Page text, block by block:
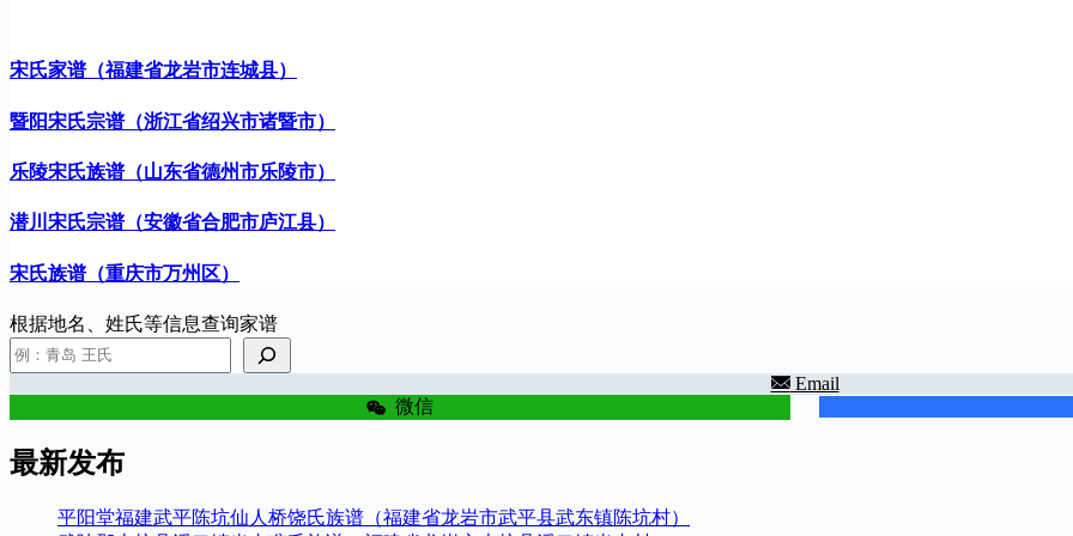
宋氏家谱（福建省龙岩市连城县）
暨阳宋氏宗谱（浙江省绍兴市诸暨市）
乐陵宋氏族谱（山东省德州市乐陵市）
潜川宋氏宗谱（安徽省合肥市庐江县）
宋氏族谱（重庆市万州区）
根据地名、姓氏等信息查询家谱
Email
微信
最新发布
平阳堂福建武平陈坑仙人桥饶氏族谱（福建省龙岩市武平县武东镇陈坑村）